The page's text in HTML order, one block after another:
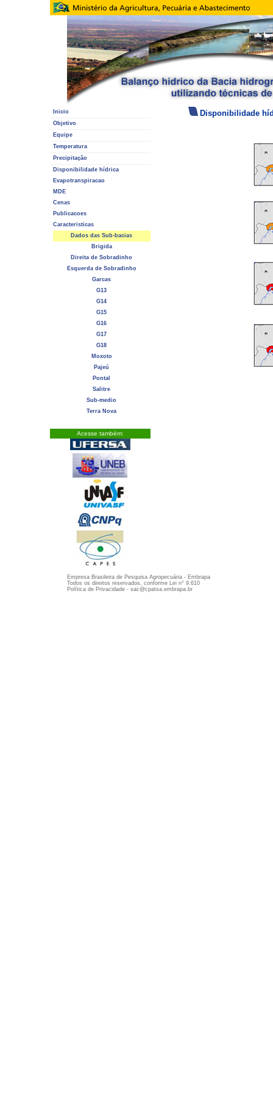
Inicio
Objetivo
Equipe
Temperatura
Precipitação
Disponibilidade hídrica
Evapotranspiracao
MDE
Cenas
Publicacoes
Caracteristicas
Dados das Sub-bacias
Brigida
Direita de Sobradinho
Esquerda de Sobradinho
Garcas
G13
G14
G15
G16
G17
G18
Moxoto
Pajeú
Pontal
Salitre
Sub-medio
Terra Nova
Acesse também:
Disponibilidade
Empresa Brasileira de Pesquisa Agropecuária - Embrapa
Todos os direitos reservados, conforme Lei n° 9.610
Política de Privacidade - sac@cpatsa.embrapa.br